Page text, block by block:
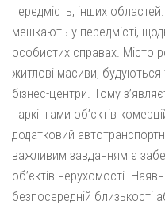
передмість, інших
мешкають у передмісті,
особистих справах. Місто
житлові масиви, будуються
бізнес-центри. Тому
паркінгами об’єктів
додатковий
важливим завданням є
об’єктів нерухомості.
безпосередній близькості